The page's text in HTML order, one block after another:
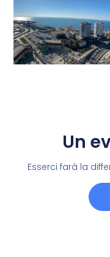
Un
Esserci farà la